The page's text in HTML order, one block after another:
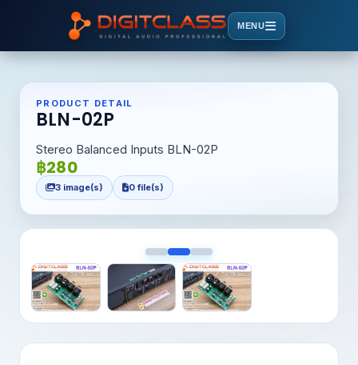
MENU
PRODUCT DETAIL
BLN-02P
Stereo Balanced Inputs BLN-02P
฿280
3 image(s) 0 file(s)